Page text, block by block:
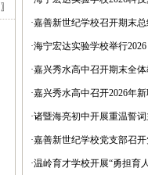
〗
开营(图)
·嘉善新世纪学校召开期末
·海宁宏达实验学校举行
典礼(图)
·嘉兴秀水高中召开期末全
(图)
·嘉兴秀水高中召开2026年
谈会(图)
·诸暨海亮初中开展重温誓
动(图)
·嘉善新世纪学校党支部召
·温岭育才学校开展“勇担育